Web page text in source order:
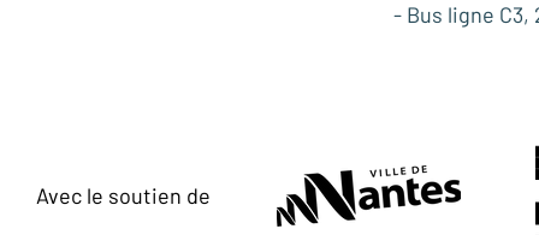
- Bus ligne C3,
Avec le soutien de